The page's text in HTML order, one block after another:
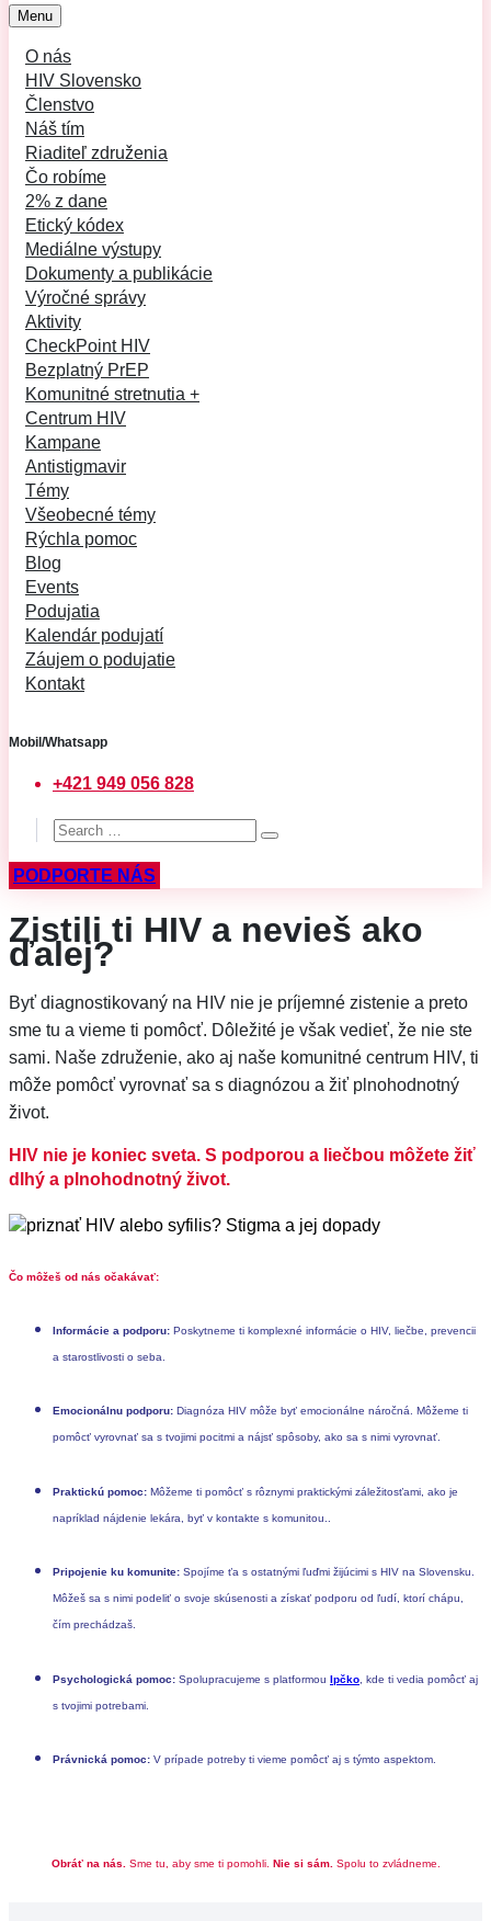
Menu
O nás
HIV Slovensko
Členstvo
Náš tím
Riaditeľ združenia
Čo robíme
2% z dane
Etický kódex
Mediálne výstupy
Dokumenty a publikácie
Výročné správy
Aktivity
CheckPoint HIV
Bezplatný PrEP
Komunitné stretnutia +
Centrum HIV
Kampane
Antistigmavir
Témy
Všeobecné témy
Rýchla pomoc
Blog
Events
Podujatia
Kalendár podujatí
Záujem o podujatie
Kontakt
Mobil/Whatsapp
+421 949 056 828
PODPORTE NÁS
Zistili ti HIV a nevieš ako
ďalej?
Byť diagnostikovaný na HIV nie je príjemné zistenie a preto
sme tu a vieme ti pomôcť. Dôležité je však vedieť, že nie ste
sami. Naše združenie, ako aj naše komunitné centrum HIV, ti
môže pomôcť vyrovnať sa s diagnózou a žiť plnohodnotný
život.
HIV nie je koniec sveta. S podporou a liečbou môžete žiť
dlhý a plnohodnotný život.
Čo môžeš od nás očakávať:
Informácie a podporu: Poskytneme ti komplexné informácie o HIV, liečbe, prevencii
a starostlivosti o seba.
Emocionálnu podporu: Diagnóza HIV môže byť emocionálne náročná. Môžeme ti
pomôcť vyrovnať sa s tvojimi pocitmi a nájsť spôsoby, ako sa s nimi vyrovnať.
Praktickú pomoc: Môžeme ti pomôcť s rôznymi praktickými záležitosťami, ako je
napríklad nájdenie lekára, byť v kontakte s komunitou..
Pripojenie ku komunite: Spojíme ťa s ostatnými ľuďmi žijúcimi s HIV na Slovensku.
Môžeš sa s nimi podeliť o svoje skúsenosti a získať podporu od ľudí, ktorí chápu,
čím prechádzaš.
Psychologická pomoc: Spolupracujeme s platformou Ipčko , kde ti vedia pomôcť aj
s tvojimi potrebami.
Právnická pomoc: V prípade potreby ti vieme pomôcť aj s týmto aspektom.
Obráť na nás. Sme tu, aby sme ti pomohli. Nie si sám. Spolu to zvládneme.